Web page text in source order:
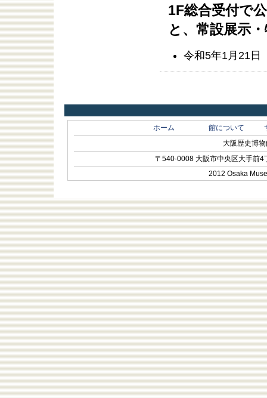
1F総合受付で
と、常設展示
令和5年1月21日
ホーム 館について
大阪歴史博
〒540-0008 大阪市中央区大手
2012 Osaka